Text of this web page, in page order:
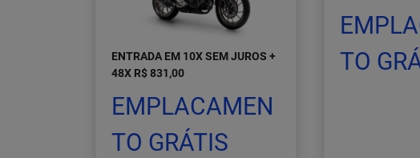
ENTRADA EM 10X SEM JUROS +
48X R$ 831,00
EMPLACAMEN
TO GRÁTIS
TO